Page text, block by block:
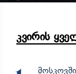
კვირის